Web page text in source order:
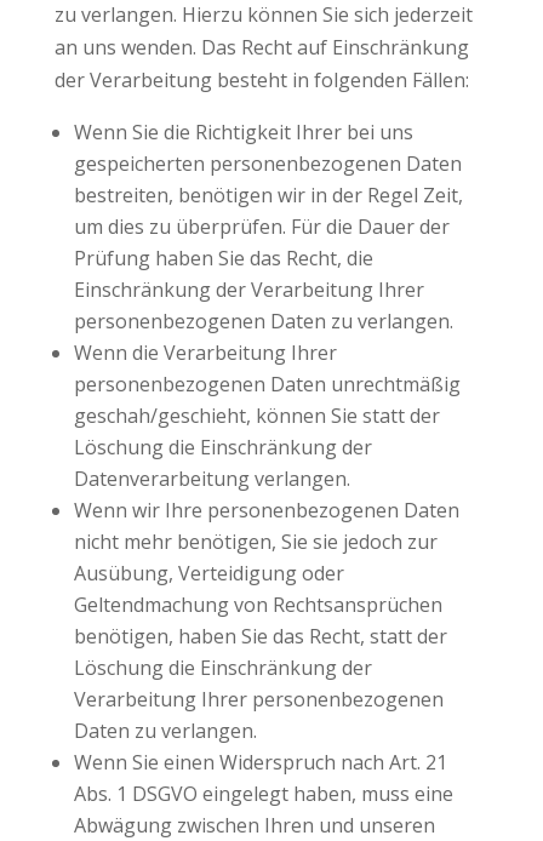
zu verlangen. Hierzu können Sie sich jederzeit
an uns wenden. Das Recht auf Einschränkung
der Verarbeitung besteht in folgenden Fällen:
Wenn Sie die Richtigkeit Ihrer bei uns
gespeicherten personenbezogenen Daten
bestreiten, benötigen wir in der Regel Zeit,
um dies zu überprüfen. Für die Dauer der
Prüfung haben Sie das Recht, die
Einschränkung der Verarbeitung Ihrer
personenbezogenen Daten zu verlangen.
Wenn die Verarbeitung Ihrer
personenbezogenen Daten unrechtmäßig
geschah/geschieht, können Sie statt der
Löschung die Einschränkung der
Datenverarbeitung verlangen.
Wenn wir Ihre personenbezogenen Daten
nicht mehr benötigen, Sie sie jedoch zur
Ausübung, Verteidigung oder
Geltendmachung von Rechtsansprüchen
benötigen, haben Sie das Recht, statt der
Löschung die Einschränkung der
Verarbeitung Ihrer personenbezogenen
Daten zu verlangen.
Wenn Sie einen Widerspruch nach Art. 21
Abs. 1 DSGVO eingelegt haben, muss eine
Abwägung zwischen Ihren und unseren